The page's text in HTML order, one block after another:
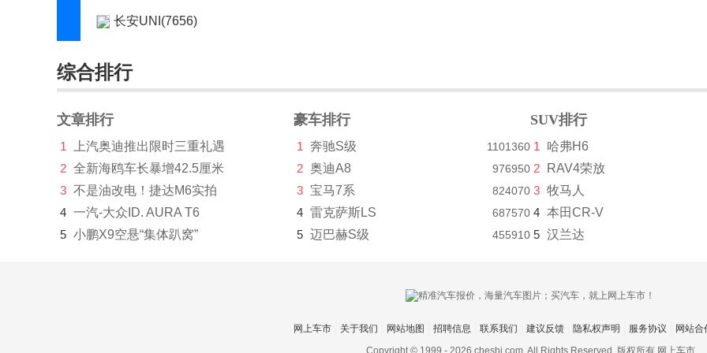
长安UNI(7656)
长江汽车(4)
昶洧(1)
车驰汽车(4)
成功(210)
橙仕(1)
创维汽车(1219)
综合排行
文章排行
1
上汽奥迪推出限时三重礼遇
2 全新海鸥车长暴增42.5厘米
3 不是油改电！捷达M6实拍
4 一汽-大众ID. AURA T6
5 小鹏X9空悬“集体趴窝”
豪车排行
1 奔驰S级 1101360
2 奥迪A8 976950
3 宝马7系 824070
4 雷克萨斯LS 687570
5 迈巴赫S级 455910
SUV排行
1
哈弗H6
2
RAV4荣放
3 牧马人
4 本田CR-V
5 汉兰达
网上车市 关于我们 网站地图 招聘信息 联系我们 建议反馈 隐私权声明 服务协议
网站合
Copyright © 1999 - 2026 cheshi.com. All Rights Reserved. 版权所有 网上车市